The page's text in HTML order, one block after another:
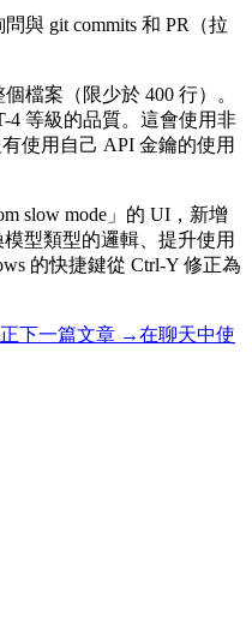
與 git commits 和 PR（拉
檔案（限少於 400 行）。
4 等級的品質。這會使用非
使用自己 API 金鑰的使用
slow mode」的 UI，新增
型類型的邏輯、提升使用
的快捷鍵從 Ctrl-Y 修正為
下一篇文章 →在聊天中使